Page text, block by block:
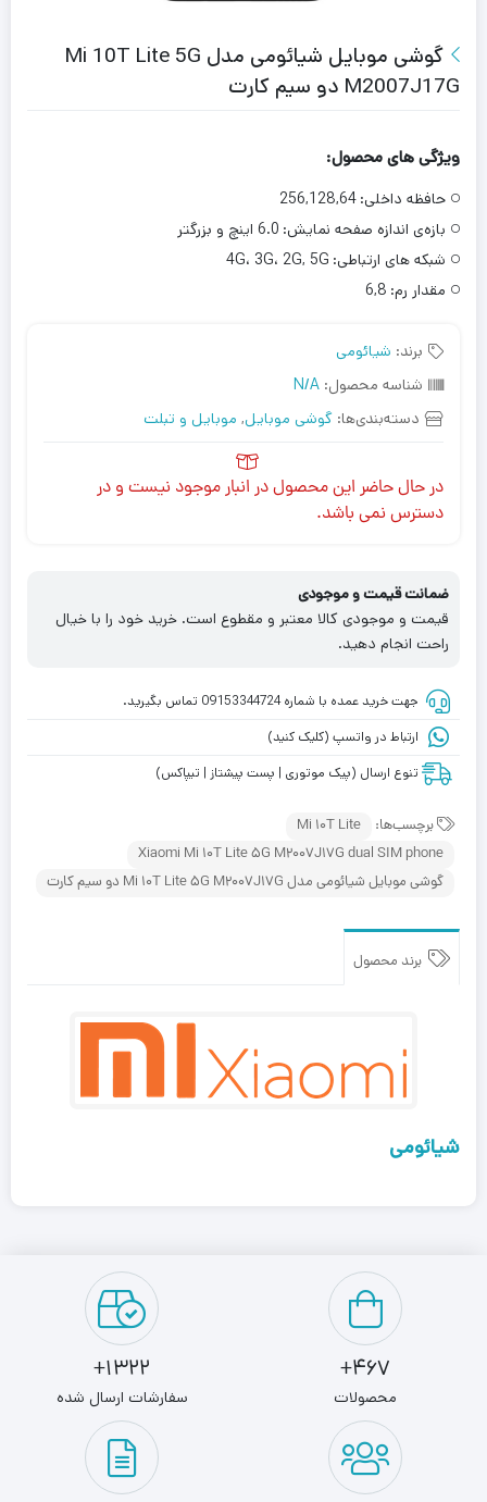
گوشی موبایل شیائومی مدل Mi 10T Lite 5G
M2007J17G دو سیم‌ کارت
ویژگی های محصول:
حافظه داخلی: 256,128,64
بازه‌ی اندازه صفحه نمایش: 6.0 اینچ و بزرگتر
شبکه های ارتباطی: 4G، 3G، 2G, 5G
مقدار رم: 6,8
برند: شیائومی
شناسه محصول: N/A
دسته‌بندی‌ها: گوشی موبایل, موبایل و تبلت
در حال حاضر این محصول در انبار موجود نیست و در
دسترس نمی باشد.
ضمانت قیمت و موجودی
قیمت و موجودی کالا معتبر و مقطوع است. خرید خود را با خیال
راحت انجام دهید.
جهت خرید عمده با شماره 09153344724 تماس بگیرید.
ارتباط در واتسپ (کلیک کنید)
تنوع ارسال (پیک موتوری | پست پیشتاز | تیپاکس)
برچسب‌ها:
Mi 10T Lite
Xiaomi Mi 10T Lite 5G M2007J17G dual SIM phone
گوشی موبایل شیائومی مدل Mi 10T Lite 5G M2007J17G دو سیم‌ کارت
برند محصول
شیائومی
467+
محصولات
1322+
سفارشات ارسال شده